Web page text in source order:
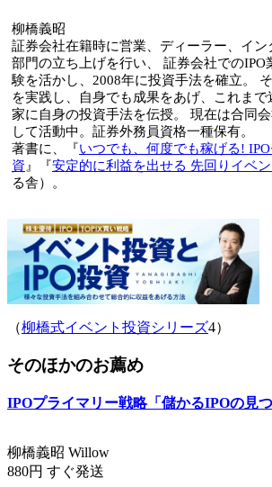
柳橋義昭
証券会社在籍時に営業、ディーラー、イン
部門の立ち上げを行い、 証券会社でのIPO
験を活かし、2008年に投資手法を確立。
を実践し、自身でも成果をあげ、これまで
家に自身の投資手法を伝授。 現在は合同
して活動中。証券外務員資格一種保有。
著書に、『いつでも、何度でも稼げる!
資 』『安定的に利益を出せる 先回りイベ
る舎）。
（柳橋式イベント投資シリーズ4）
そのほかのお薦め
IPOプライマリー戦略「儲かるIPOの見
柳橋義昭 Willow
880円 すぐ発送